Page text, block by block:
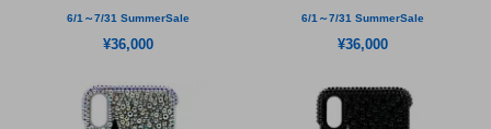
6/1～7/31 SummerSale
¥36,000
6/1～7/31 SummerSale
¥36,000